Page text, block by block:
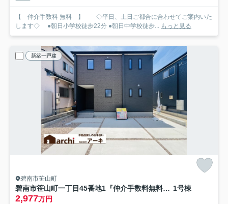
【 仲介手数料 無料 】 ◇平日、土日ご都合に合わせてご案内いた
します◇ ●朝日小学校徒歩22分 ●朝日中学校徒歩...
もっと見る
新築一戸建
碧南市笹山町
碧南市笹山町一丁目45番地1『仲介手数料無料』新築一戸建て・建売 1号棟
2,977万円